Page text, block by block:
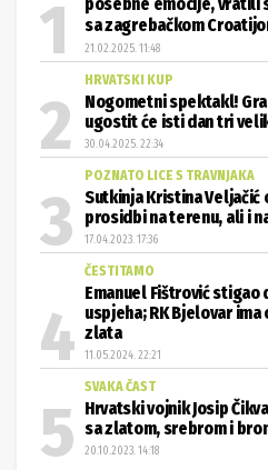
posebne emocije, vratili
sa zagrebačkom
21.02.2025. 11:48
HRVATSKI KUP
Nogometni spektakl!
ugostit će isti dan tri
30.04.2025. 22:34
POZNATO LICE S TRAVNJAKA
Sutkinja Kristina Veljačić
prosidbi na terenu, ali i
17.04.2023. 17:36
ČESTITAMO
Emanuel Fištrović
uspjeha; RK Bjelovar
zlata
11.05.2024. 22:21
SVAKA ČAST
Hrvatski vojnik Josip
sa zlatom, srebrom i
20.10.2023. 14:18